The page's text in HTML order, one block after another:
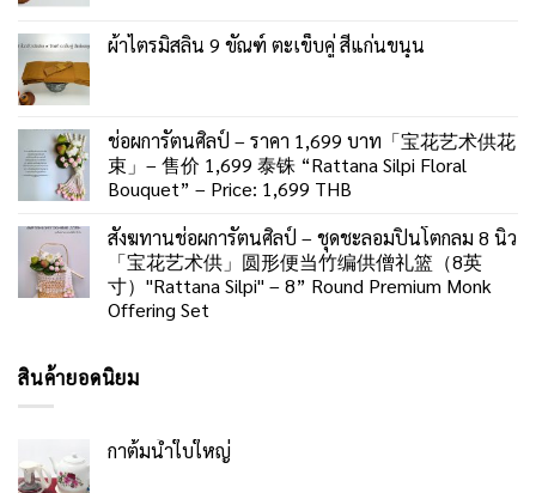
ผ้าไตรมิสลิน 9 ขัณฑ์ ตะเข็บคู่ สีแก่นขนุน
ช่อผการัตนศิลป์ – ราคา 1,699 บาท「宝花艺术供花
束」– 售价 1,699 泰铢 “Rattana Silpi Floral
Bouquet” – Price: 1,699 THB
สังฆทานช่อผการัตนศิลป์ – ชุดชะลอมปิ่นโตกลม 8 นิ้ว
「宝花艺术供」圆形便当竹编供僧礼篮（8英
寸）"Rattana Silpi" – 8” Round Premium Monk
Offering Set
สินค้ายอดนิยม
กาต้มน้ำใบใหญ่